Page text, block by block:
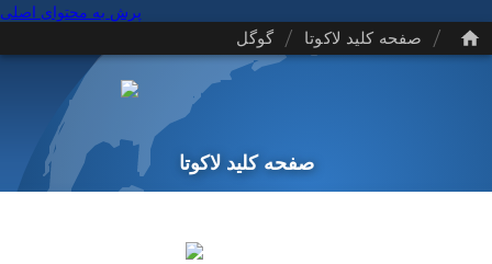
پرش به محتوای اصلی
/ صفحه کلید لاکوتا / گوگل
صفحه کلید لاکوتا